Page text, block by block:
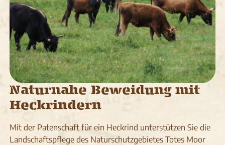
Naturnahe Beweidung mit
Heckrindern
Mit der Patenschaft für ein Heckrind unterstützen Sie die
Landschaftspflege des Naturschutzgebietes Totes Moor